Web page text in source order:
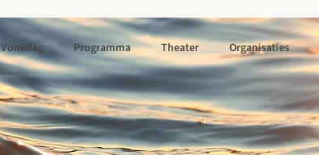
Vonkdag Programma Theater Organisaties